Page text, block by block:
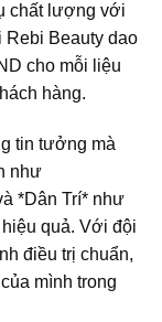
chất lượng với
Rebi Beauty dao
cho mỗi liệu
hàng.
tin tưởng mà
như
*Dân Trí* như
quả. Với đội
điều trị chuẩn,
mình trong